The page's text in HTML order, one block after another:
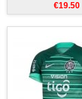
€19.50